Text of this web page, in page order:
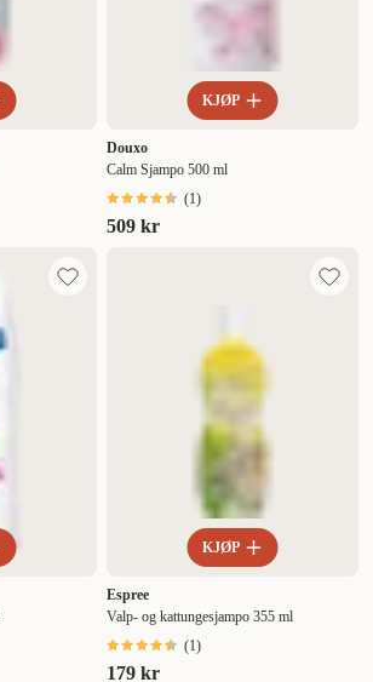
KJØP
Douxo
Calm Sjampo 500 ml
(1)
509 kr
KJØP
Espree
Valp- og kattungesjampo 355 ml
(1)
179 kr